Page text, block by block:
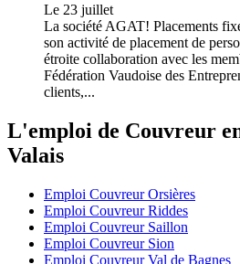
Le 23 juillet
La société AGAT! Placements
son activité de placement de
étroite collaboration avec les
Fédération Vaudoise des
clients,...
L'emploi de Couvreur
Valais
Emploi Couvreur Orsières
Emploi Couvreur Riddes
Emploi Couvreur Saillon
Emploi Couvreur Sion
Emploi Couvreur Val de Bagnes